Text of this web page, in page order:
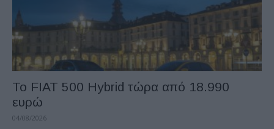
Το FIAT 500 Hybrid τώρα από 18.990
ευρώ
04/08/2026